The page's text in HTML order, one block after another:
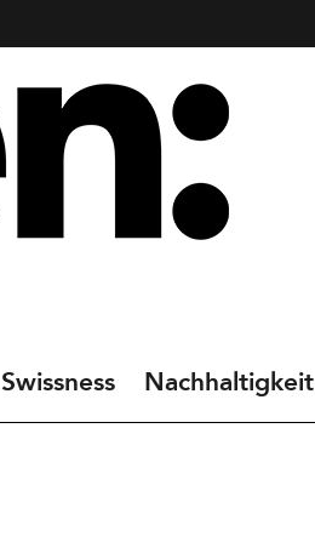
Swissness Nachhaltigkeit